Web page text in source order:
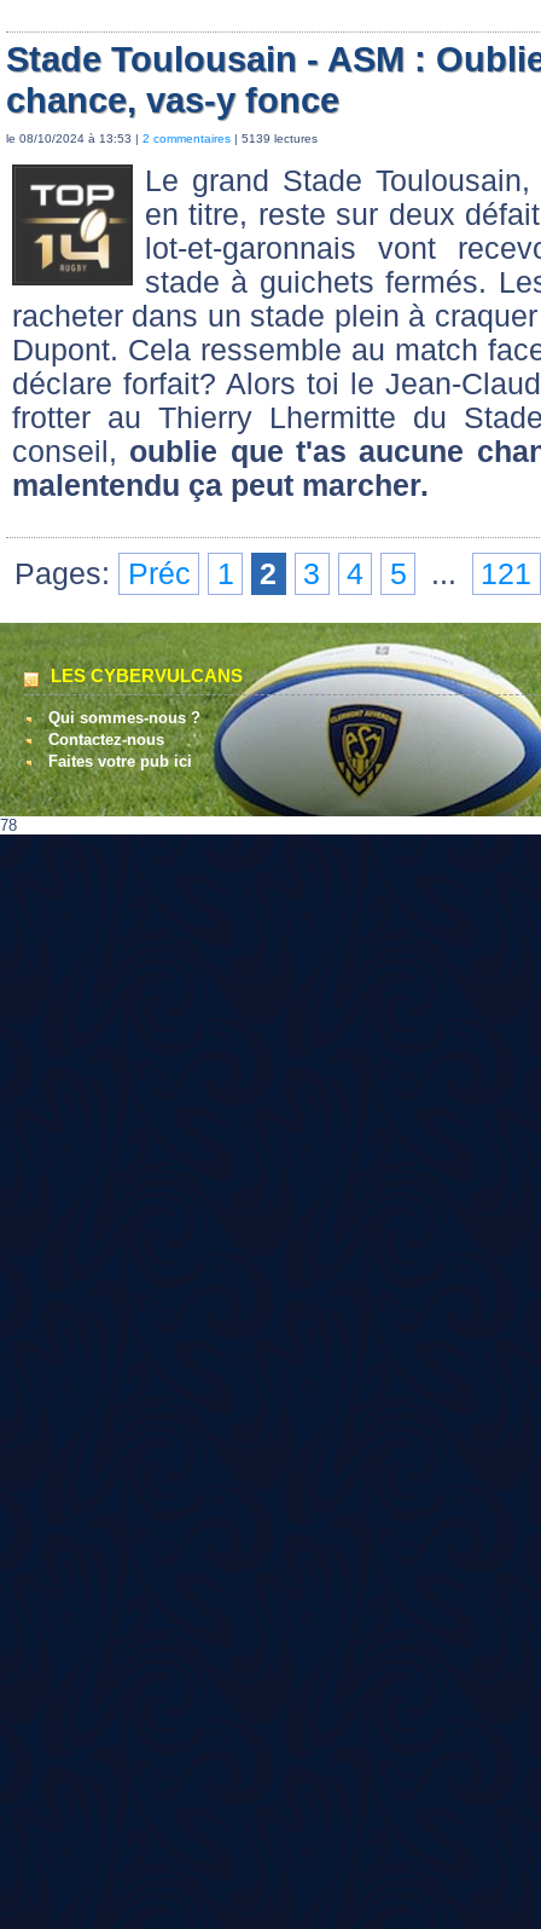
Stade Toulousain - ASM :
chance, vas-y fonce
le 08/10/2024 à 13:53 | 2 commentaires | 5139 lectures
Le grand Stade
en titre, reste sur deux
lot-et-garonnais vont
stade à guichets fermés.
racheter dans un stade plein à
Dupont. Cela ressemble au match
déclare forfait? Alors toi le Jean-
frotter au Thierry Lhermitte du
conseil, oublie que t'as aucune
malentendu ça peut marcher.
Pages: Préc 1 2 3 4 5 ... 121
LES CYBERVULCANS
Qui sommes-nous ?
Contactez-nous
Faites votre pub ici
78